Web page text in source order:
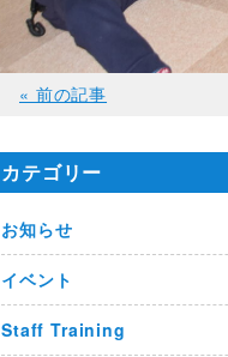
« 前の記事
カテゴリー
お知らせ
イベント
Staff Training